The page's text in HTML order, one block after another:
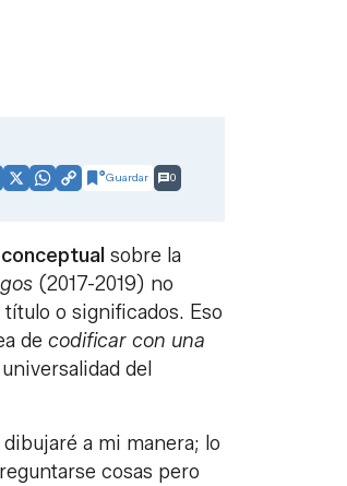
X WhatsApp
CopyGuardar 0
sobre la
(2017-2019) no
o significados. Eso
de codificar con una
del
a mi manera; lo
cosas pero